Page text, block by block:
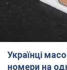
Українці
номери на